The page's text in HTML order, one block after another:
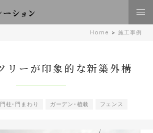
Home > 施工事例
リーが印象的な新築外構
門柱･門まわり ガーデン･植栽 フェンス